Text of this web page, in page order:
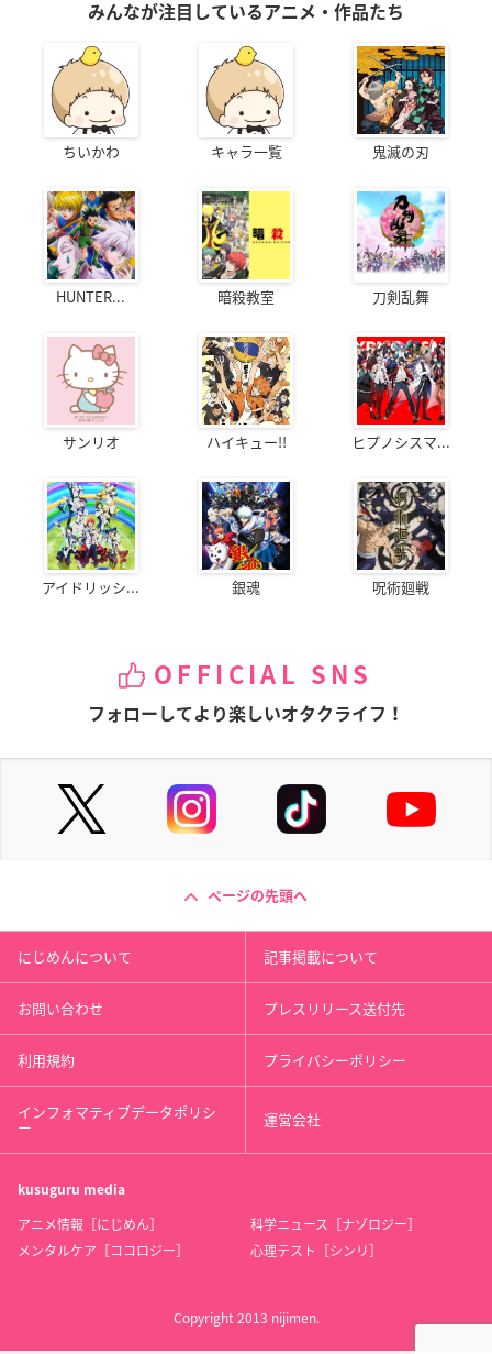
みんなが注目しているアニメ・作品たち
ちいかわ キャラ一覧 鬼滅の刃
HUNTER... 暗殺教室 刀剣乱舞
サンリオ ハイキュー!! ヒプノシスマ...
アイドリッシ... 銀魂 呪術廻戦
OFFICIAL SNS
フォローしてより楽しいオタクライフ！
ページの先頭へ
にじめんについて 記事掲載について
お問い合わせ プレスリリース送付先
利用規約 プライバシーポリシー
インフォマティブデータポリシ
ー 運営会社
kusuguru media
アニメ情報［にじめん］
科学ニュース［ナゾロジー］
メンタルケア［ココロジー］
心理テスト［シンリ］
Copyright 2013 nijimen.